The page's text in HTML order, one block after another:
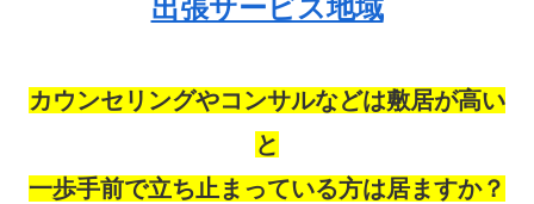
出張サービス地域
カウンセリングやコンサルなどは敷居が高い
と
一歩手前で立ち止まっている方は居ますか？